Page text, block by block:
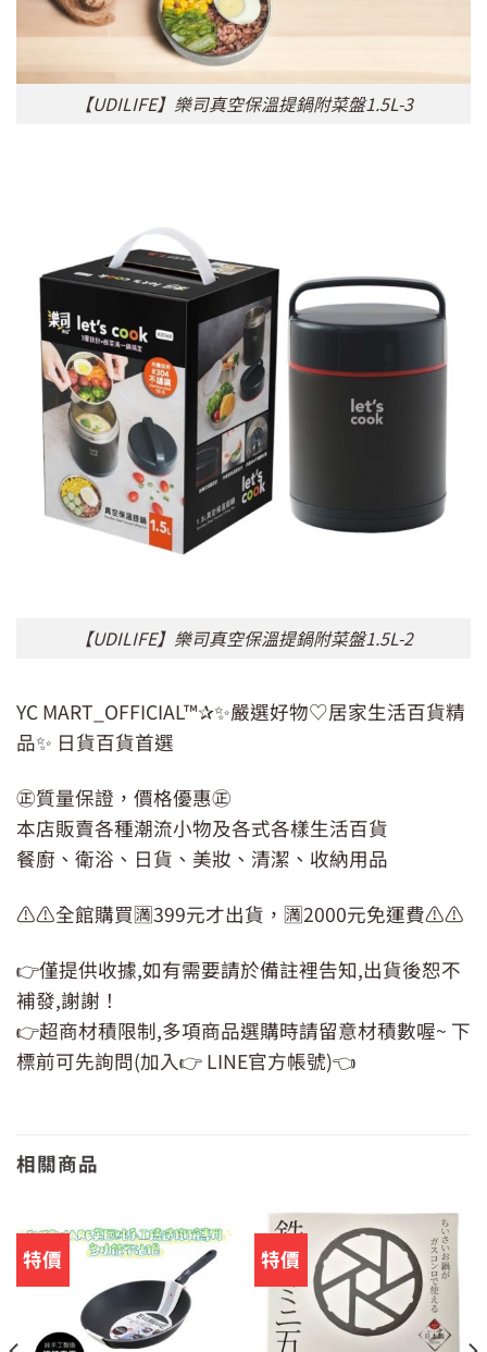
【UDILIFE】樂司真空保溫提鍋附菜盤1.5L-3
【UDILIFE】樂司真空保溫提鍋附菜盤1.5L-2
YC MART_OFFICIAL™✰✨嚴選好物♡居家生活百貨精
品✨ 日貨百貨首選
㊣質量保證，價格優惠㊣
本店販賣各種潮流小物及各式各樣生活百貨
餐廚、衛浴、日貨、美妝、清潔、收納用品
⚠️⚠️全館購買🈵399元才出貨，🈵2000元免運費⚠️⚠️
👉僅提供收據,如有需要請於備註裡告知,出貨後恕不
補發,謝謝！
👉超商材積限制,多項商品選購時請留意材積數喔~ 下
標前可先詢問(加入👉 LINE官方帳號)👈
相關商品
特價 特價